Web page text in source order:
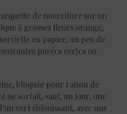
de nourriture sur un
à grosses fleurs orange,
en papier, un peu de
purées vertes ou
bloquée pour raison de
ne sortait, sauf, un jour, une
vert éblouissant, avec une